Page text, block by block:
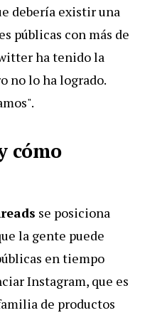
debería existir una
públicas con más de
ha tenido la
no lo ha logrado.
cómo
se posiciona
la gente puede
en tiempo
Instagram, que es
de productos